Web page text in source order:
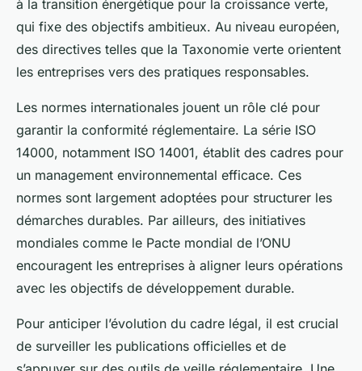
à la transition énergétique pour la croissance verte,
qui fixe des objectifs ambitieux. Au niveau européen,
des directives telles que la Taxonomie verte orientent
les entreprises vers des pratiques responsables.
Les normes internationales jouent un rôle clé pour
garantir la conformité réglementaire. La série ISO
14000, notamment ISO 14001, établit des cadres pour
un management environnemental efficace. Ces
normes sont largement adoptées pour structurer les
démarches durables. Par ailleurs, des initiatives
mondiales comme le Pacte mondial de l’ONU
encouragent les entreprises à aligner leurs opérations
avec les objectifs de développement durable.
Pour anticiper l’évolution du cadre légal, il est crucial
de surveiller les publications officielles et de